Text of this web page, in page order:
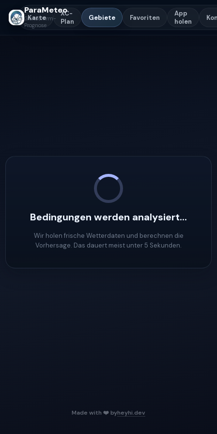
ParaMeteo
Gleitschirm-
Prognose
Karte
XC-
Plan
Gebiete Favoriten
App
holen
Bedingungen werden analysiert...
Wir holen frische Wetterdaten und berechnen die
Vorhersage. Das dauert meist unter 5 Sekunden.
Made with ❤️ byheyhi.dev